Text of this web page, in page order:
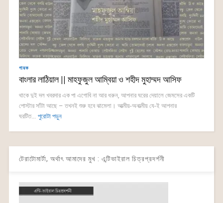
গায়ক
বাংলার লাঠিয়াল || মাহফুজুল আম্বিয়া ও শহীদ মুহাম্মদ আসিফ
থাকে দুই দল খবরদার এক পা এগোবি না আর ধরুন, আপনার ঘরের দেয়ালে জেমসের একটি
পোস্টার সাঁটা আছে – তখনই শুরু হবে ঝামেলা। আত্মীয়-অনাত্মীয় যে-ই আপনার
ঘরটিত... পুরোটা পড়ুন
টেরাটোমার্টা, অর্থাৎ আমাদের মুখ : এন্টিভাইরাল চিত্রপ্রদর্শনী